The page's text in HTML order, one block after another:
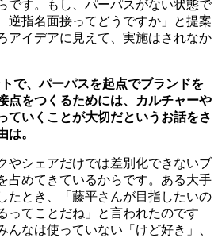
です。もし、パーパスがない状態で
逆指名面接ってどうですか」と提案
アイデアに見えて、実施はされなか
で、パーパスを起点でブランドを
点をつくるためには、カルチャーや
ていくことが大切だというお話をさ
は。
シェアだけでは差別化できないブ
占めてきているからです。ある大手
たとき、「藤平さんが目指したいの
ってことだね」と言われたのです
んなは使っていない「けど好き」、